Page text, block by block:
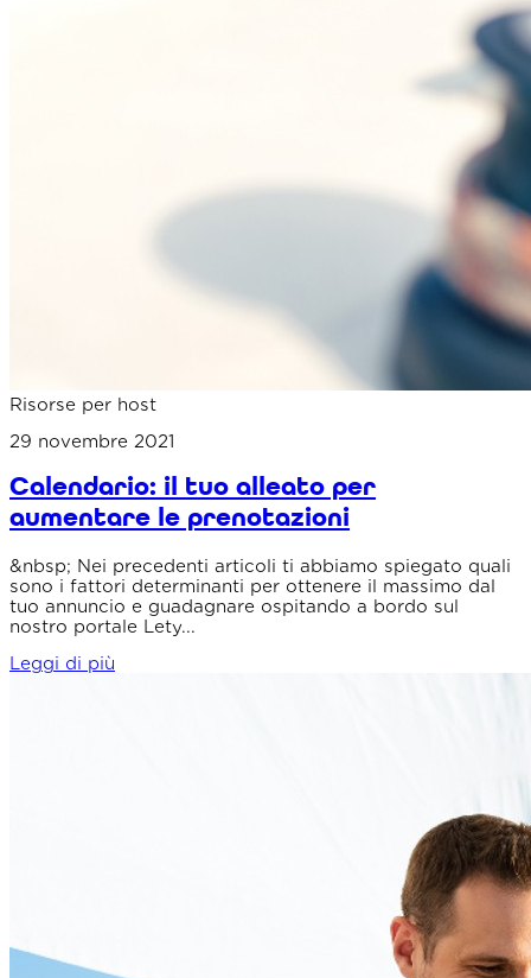
Risorse per host
29 novembre 2021
Calendario: il tuo alleato per
aumentare le prenotazioni
&nbsp; Nei precedenti articoli ti abbiamo spiegato quali
sono i fattori determinanti per ottenere il massimo dal
tuo annuncio e guadagnare ospitando a bordo sul
nostro portale Lety...
Leggi di più